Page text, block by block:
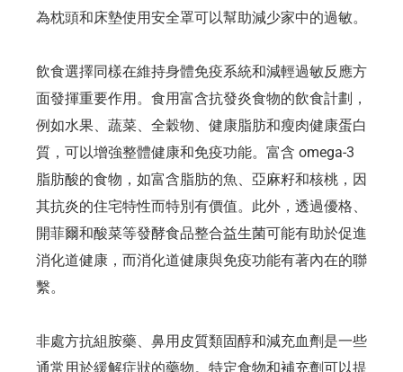
為枕頭和床墊使用安全罩可以幫助減少家中的過敏。
飲食選擇同樣在維持身體免疫系統和減輕過敏反應方
面發揮重要作用。食用富含抗發炎食物的飲食計劃，
例如水果、蔬菜、全穀物、健康脂肪和瘦肉健康蛋白
質，可以增強整體健康和免疫功能。富含 omega-3
脂肪酸的食物，如富含脂肪的魚、亞麻籽和核桃，因
其抗炎的住宅特性而特別有價值。此外，透過優格、
開菲爾和酸菜等發酵食品整合益生菌可能有助於促進
消化道健康，而消化道健康與免疫功能有著內在的聯
繫。
非處方抗組胺藥、鼻用皮質類固醇和減充血劑是一些
通常用於緩解症狀的藥物。特定食物和補充劑可以提